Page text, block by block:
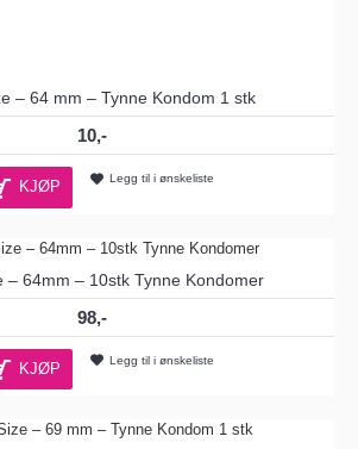
– 64 mm – Tynne Kondom 1 stk
10,-
KJØP Legg til i ønskeliste
– 64mm – 10stk Tynne Kondomer
98,-
KJØP Legg til i ønskeliste